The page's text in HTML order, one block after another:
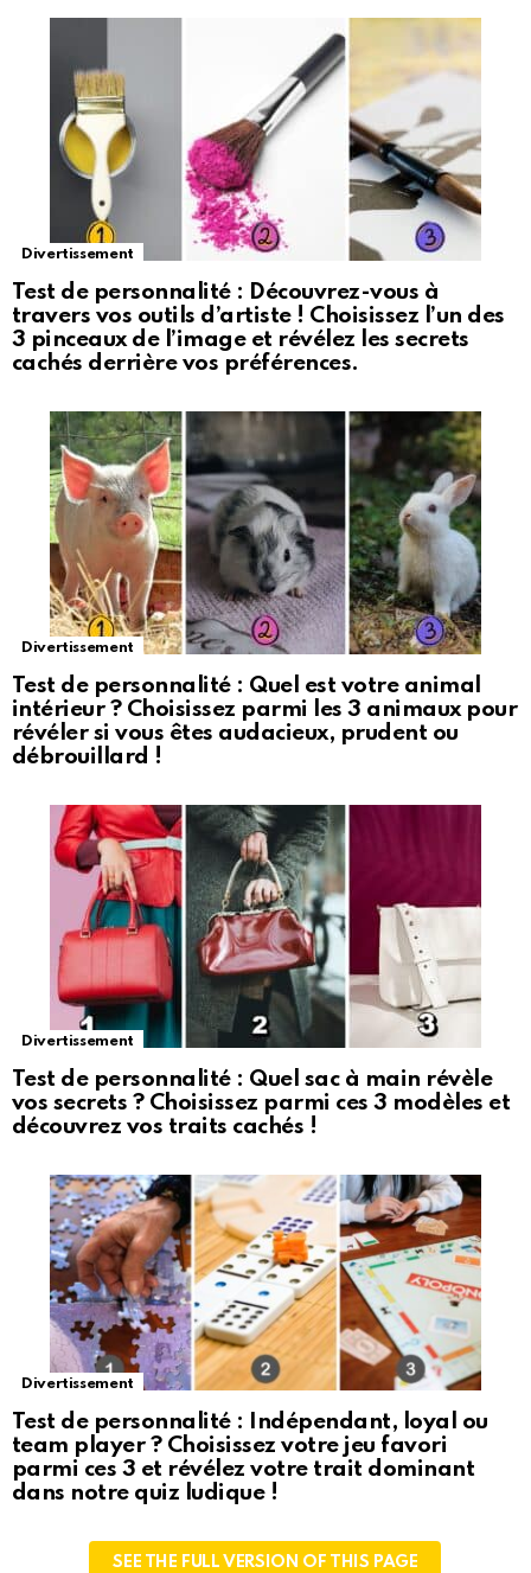
Divertissement
Test de personnalité : Découvrez-vous à
travers vos outils d’artiste ! Choisissez l’un des
3 pinceaux de l’image et révélez les secrets
cachés derrière vos préférences.
Divertissement
Test de personnalité : Quel est votre animal
intérieur ? Choisissez parmi les 3 animaux pour
révéler si vous êtes audacieux, prudent ou
débrouillard !
Divertissement
Test de personnalité : Quel sac à main révèle
vos secrets ? Choisissez parmi ces 3 modèles et
découvrez vos traits cachés !
Divertissement
Test de personnalité : Indépendant, loyal ou
team player ? Choisissez votre jeu favori
parmi ces 3 et révélez votre trait dominant
dans notre quiz ludique !
SEE THE FULL VERSION OF THIS PAGE